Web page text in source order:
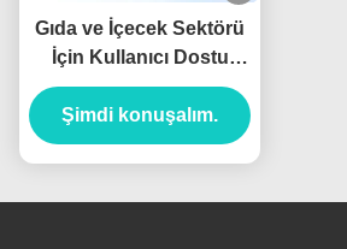
Gıda ve İçecek Sektörü
İçin Kullanıcı Dostu
500L/Saat Saf Su
Sistemleri
Şimdi konuşalım.